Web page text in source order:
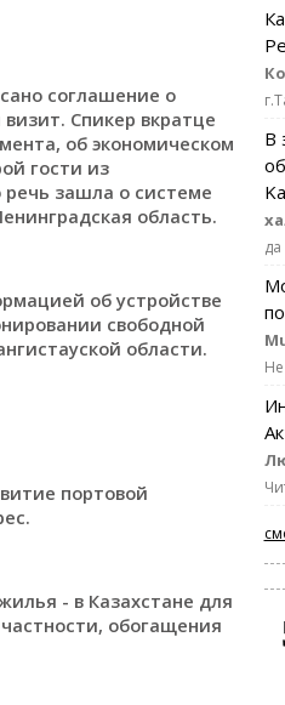
соглашение о
Спикер вкратце
об экономическом
гости из
речь зашла о системе
область.
об устройстве
свободной
области.
портовой
- в Казахстане для
обогащения
В